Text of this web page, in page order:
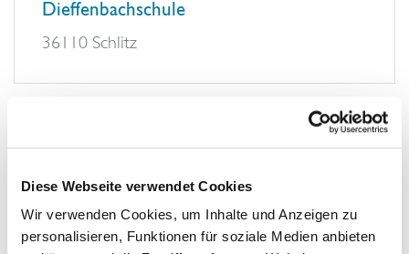
Diese Webseite verwendet Cookies
Wir verwenden Cookies, um Inhalte und Anzeigen zu
personalisieren, Funktionen für soziale Medien anbieten
Dieffenbachschule
36110 Schlitz